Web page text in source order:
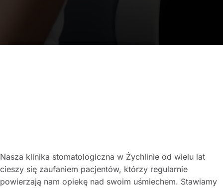
Nasza klinika stomatologiczna w Żychlinie od wielu lat
cieszy się zaufaniem pacjentów, którzy regularnie
powierzają nam opiekę nad swoim uśmiechem. Stawiamy